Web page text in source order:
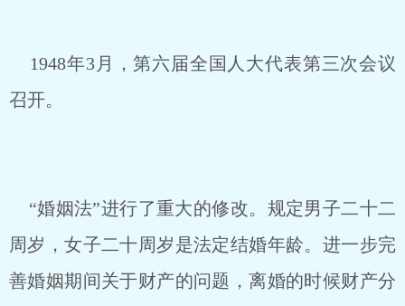
1948年3月，第六届全国人大代表第三次会议
召开。
“婚姻法”进行了重大的修改。规定男子二十二
周岁，女子二十周岁是法定结婚年龄。进一步完
善婚姻期间关于财产的问题，离婚的时候财产分